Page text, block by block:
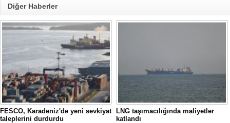
Diğer Haberler
FESCO, Karadeniz'de yeni sevkiyat
taleplerini durdurdu
LNG taşımacılığında maliyetler
katlandı